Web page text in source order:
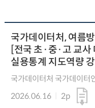
국가데이터처, 여름
[전국 초·중·고 교사
실용통계 지도역량
국가데이터처 국가데이터
2026.06.16
2p